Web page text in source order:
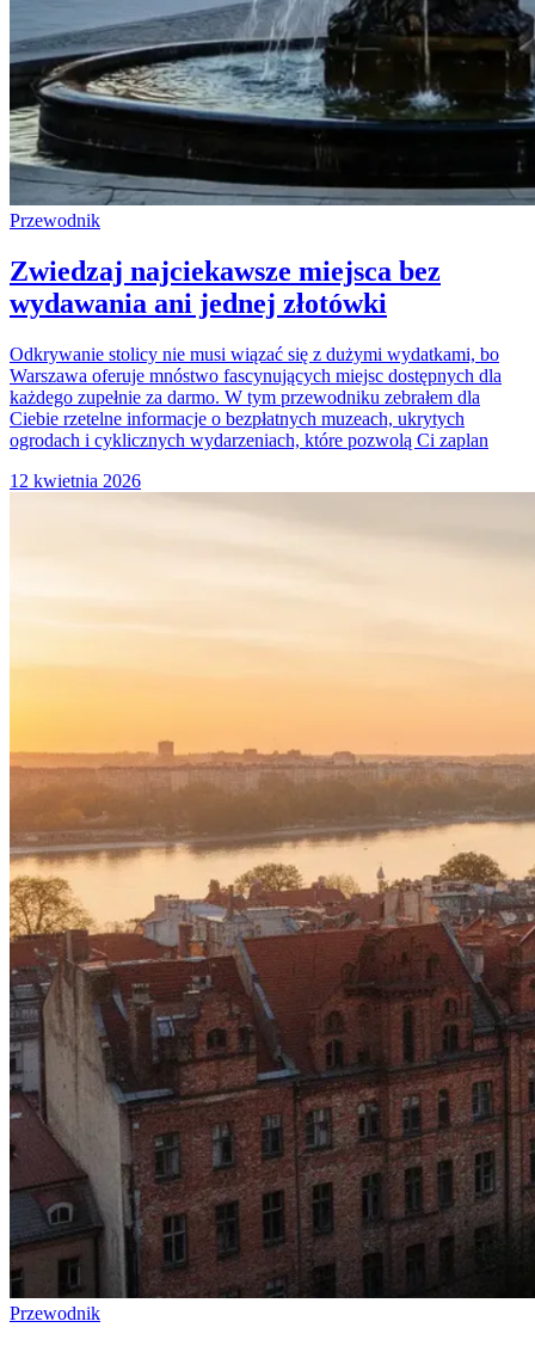
Przewodnik
Zwiedzaj najciekawsze miejsca bez
wydawania ani jednej złotówki
Odkrywanie stolicy nie musi wiązać się z dużymi wydatkami, bo
Warszawa oferuje mnóstwo fascynujących miejsc dostępnych dla
każdego zupełnie za darmo. W tym przewodniku zebrałem dla
Ciebie rzetelne informacje o bezpłatnych muzeach, ukrytych
ogrodach i cyklicznych wydarzeniach, które pozwolą Ci zaplan
12 kwietnia 2026
Przewodnik